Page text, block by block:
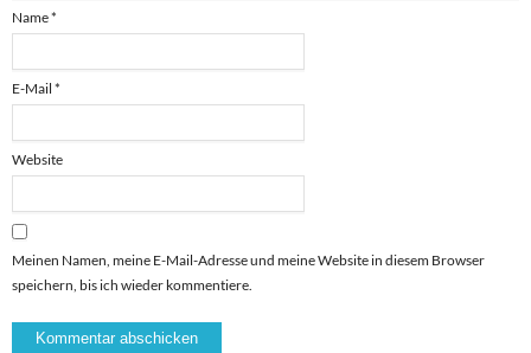
Name*
E-Mail *
Website
Meinen Namen, meine E-Mail-Adresse und meine Website in diesem Browser
speichern, bis ich wieder kommentiere.